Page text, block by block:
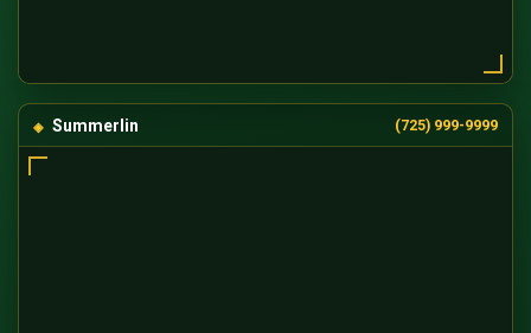
Summerlin (725) 999-9999